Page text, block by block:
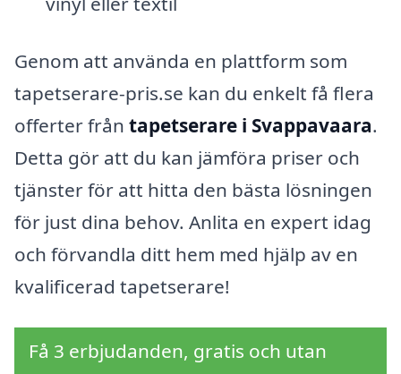
Genom att använda en plattform som
tapetserare-pris.se kan du enkelt få flera
offerter från tapetserare i Svappavaara.
Detta gör att du kan jämföra priser och
tjänster för att hitta den bästa lösningen
för just dina behov. Anlita en expert idag
och förvandla ditt hem med hjälp av en
kvalificerad tapetserare!
Få 3 erbjudanden, gratis och utan